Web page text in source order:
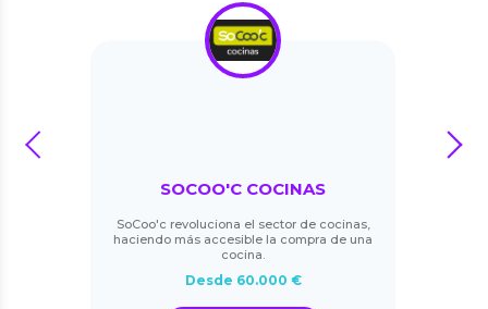
el sector de cocinas,
la compra de una
prev next